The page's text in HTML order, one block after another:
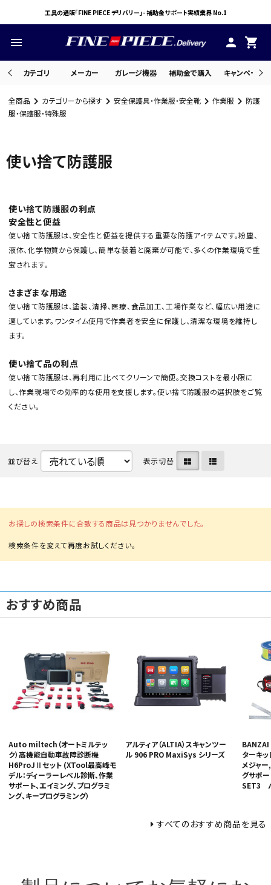
工具の通販「FINE PIECE デリバリー」- 補助金サポート実績業界 No.1
menu person shopping_cart
カテゴリ メーカー ガレージ機器 補助金で購入 キャンペーン
ACCOUNT MENU
meeting_room ログイン
カテゴリから選ぶ
メーカーから選ぶ
補助金で購入
全商品 カテゴリーから探す 安全保護具・作業服・安全靴 作業服
防護
服・保護服・特殊服
使い捨て防護服
使い捨て防護服の利点
安全性と便益
使い捨て防護服は、安全性と便益を提供する重要な防護アイテムです。粉塵、
液体、化学物質から保護し、簡単な装着と廃棄が可能で、多くの作業環境で重
宝されます。
さまざまな用途
使い捨て防護服は、塗装、清掃、医療、食品加工、工場作業など、幅広い用途に
適しています。ワンタイム使用で作業者を安全に保護し、清潔な環境を維持し
ます。
使い捨て品の利点
使い捨て防護服は、再利用に比べてクリーンで簡便。交換コストを最小限に
し、作業現場での効率的な使用を支援します。使い捨て防護服の選択肢をご覧
ください。
並び替え 表示切替
お探しの検索条件に合致する商品は見つかりませんでした。
おすすめ商品
Auto miltech（オートミルテッ
ク）高機能自動車故障診断機
H6ProJⅡセット (XTool最高峰モ
デル：ディーラーレベル診断、作業
サポート、エイミング、プログラミ
ング、キープログラミング）
アルティア（ALTIA）スキャンツー
ル 906 PRO MaxiSys シリーズ
BANZAI
ターキ
メジャ
グサポ
SET3
すべてのおすすめ商品を見る